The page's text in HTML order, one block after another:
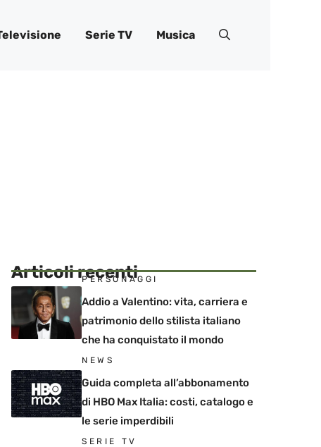
Serie TV Musica
Articoli recenti
PERSONAGGI
Addio a Valentino: vita, carriera e
patrimonio dello stilista italiano
che ha conquistato il mondo
NEWS
Guida completa all’abbonamento
di HBO Max Italia: costi, catalogo e
le serie imperdibili
SERIE TV